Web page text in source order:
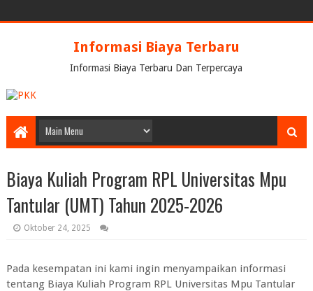
Informasi Biaya Terbaru
Informasi Biaya Terbaru Dan Terpercaya
Biaya Kuliah Program RPL Universitas Mpu
Tantular (UMT) Tahun 2025-2026
Oktober 24, 2025
Pada kesempatan ini kami ingin menyampaikan informasi
tentang Biaya Kuliah Program RPL Universitas Mpu Tantular